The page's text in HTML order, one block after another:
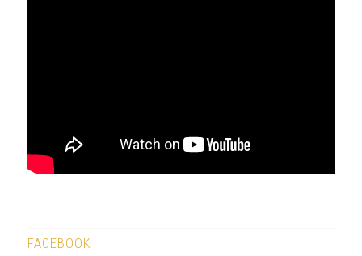
FACEBOOK